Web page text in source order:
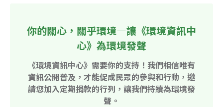
你的關心，關乎環境—讓《環境資訊中
心》為環境發聲
《環境資訊中心》需要你的支持！我們相信唯有
資訊公開普及，才能促成民眾的參與和行動，邀
請您加入定期捐款的行列，讓我們持續為環境發
聲。